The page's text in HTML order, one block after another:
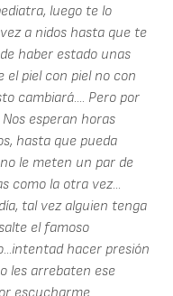
luego te lo
a nidos hasta que te
haber estado unas
el piel con piel no con
cambiará.... Pero por
esperan horas
hasta que pueda
le meten un par de
como la otra vez...
tal vez alguien tenga
el famoso
hacer presión
les arrebaten ese